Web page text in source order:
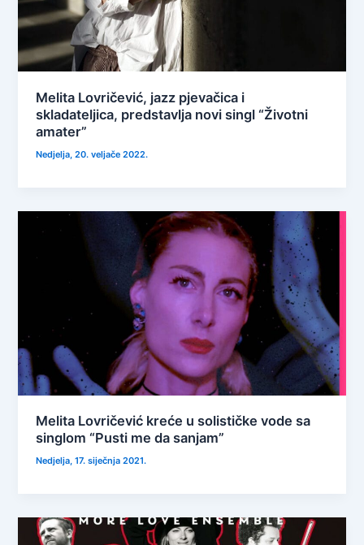
Melita Lovričević, jazz pjevačica i
skladateljica, predstavlja novi singl “Životni
amater”
Nedjelja, 20. veljače 2022.
Melita Lovričević kreće u solističke vode sa
singlom “Pusti me da sanjam”
Nedjelja, 17. siječnja 2021.